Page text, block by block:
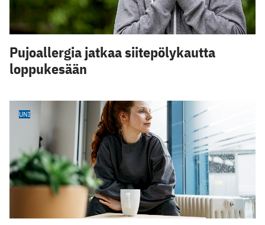
Pujoallergia jatkaa siitepölykautta
loppukesään
UNI